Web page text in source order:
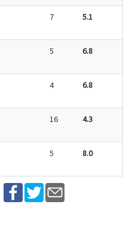
7 5.1
5 6.8
4 6.8
16 4.3
5 8.0